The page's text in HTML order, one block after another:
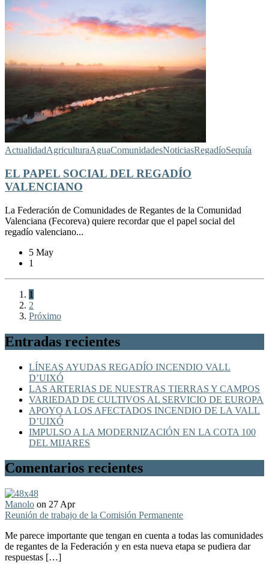
ActualidadAgriculturaAguaComunidadesNoticiasRegadíoSequía
EL PAPEL SOCIAL DEL REGADÍO
VALENCIANO
La Federación de Comunidades de Regantes de la Comunidad
Valenciana (Fecoreva) quiere recordar que el papel social del
regadío valenciano...
5 May
1
1
2
Próximo
Entradas recientes
LÍNEAS AYUDAS REGADÍO INCENDIO VALL
D’UIXÓ
LAS ARTERIAS DE NUESTRAS TIERRAS Y CAMPOS
VARIEDAD DE CULTIVOS AL SERVICIO DE EUROPA
APOYO A LOS AFECTADOS INCENDIO DE LA VALL
D’UIXÓ
IMPULSO A LA MODERNIZACIÓN EN LA COTA 100
DEL MIJARES
Comentarios recientes
Manolo on 27 Apr
Reunión de trabajo de la Comisión Permanente
Me parece importante que tengan en cuenta a todas las comunidades
de regantes de la Federación y en esta nueva etapa se pudiera dar
respuestas […]